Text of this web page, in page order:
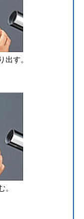
出す。
。